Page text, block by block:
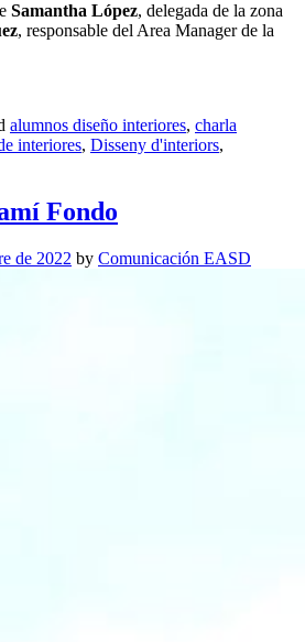
Samantha López, delegada de la zona
, responsable del Area Manager de la
alumnos diseño interiores, charla
interiores, Disseny d'interiors,
Fondo
de 2022 by Comunicación EASD